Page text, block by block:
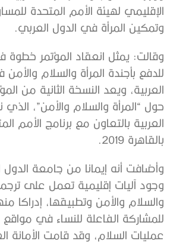
الإقليمي لهيئة الأمم المتحدة
وتمكين المرأة في الدول العربي.
وقالت: يمثل انعقاد المؤتمر
للدفع بأجندة المرأة والسلام
العربية، ويعد النسخة الثانية من
حول “المرأة والسلام والأمن”،
العربية بالتعاون مع برنامج الأمم
بالقاهرة 2019.
وأضافت أنه إيمانا من جامعة الدول
وجود آليات إقليمية تعمل على
والسلام والأمن وتطبيقها، إدراكا
للمشاركة الفاعلة للنساء في مواقع
عمليات السلام، وقد قامت الأمانة